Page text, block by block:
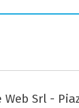
Srl -